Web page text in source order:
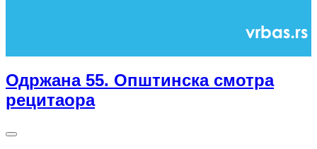
Одржана 55. Општинска смотра
рецитаора